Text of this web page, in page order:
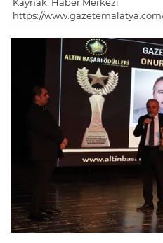
https://